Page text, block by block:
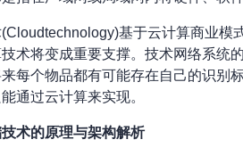
基于云计算商业模
术将变成重要支撑。技术网络系统
来每个物品都有可能存在自己的识别
通过云计算来实现。
术的原理与架构解析